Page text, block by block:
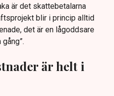
är det skattebetalarna
blir i princip alltid
det är en lågoddsare
är helt i